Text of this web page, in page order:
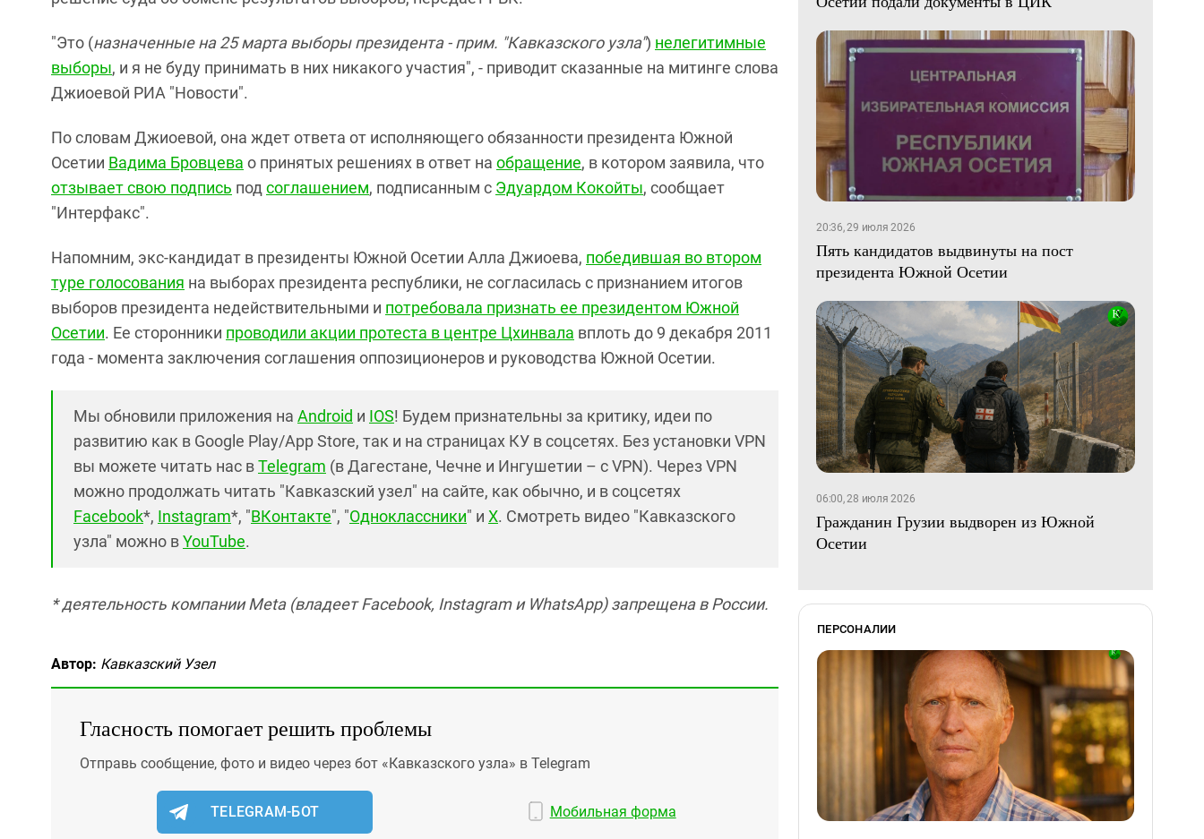
"Это (назначенные на 25 марта выборы президента - прим. "Кавказского узла") нелегитимные
выборы, и я не буду принимать в них никакого участия", - приводит сказанные на митинге слова
Джиоевой РИА "Новости".
По словам Джиоевой, она ждет ответа от исполняющего обязанности президента Южной
Осетии Вадима Бровцева о принятых решениях в ответ на обращение, в котором заявила, что
отзывает свою подпись под соглашением, подписанным с Эдуардом Кокойты, сообщает
"Интерфакс".
Напомним, экс-кандидат в президенты Южной Осетии Алла Джиоева, победившая во втором
туре голосования на выборах президента республики, не согласилась с признанием итогов
выборов президента недействительными и потребовала признать ее президентом Южной
Осетии. Ее сторонники проводили акции протеста в центре Цхинвала вплоть до 9 декабря 2011
года - момента заключения соглашения оппозиционеров и руководства Южной Осетии.
Мы обновили приложения на Android и IOS! Будем признательны за критику, идеи по
развитию как в Google Play/App Store, так и на страницах КУ в соцсетях. Без установки VPN
вы можете читать нас вTelegram (в Дагестане, Чечне и Ингушетии – с VPN). Через VPN
можно продолжать читать "Кавказский узел" на сайте, как обычно, и в соцсетях
Facebook*, Instagram*, "ВКонтакте", "Одноклассники" и X. Смотреть видео "Кавказского
узла" можно вYouTube.
* деятельность компании Meta (владеет Facebook, Instagram и WhatsApp) запрещена в России.
Автор: Кавказский Узел
Гласность помогает решить проблемы
Отправь сообщение, фото и видео через бот «Кавказского узла» в Telegram
TELEGRAM-БОТ Мобильная форма
20:36, 29 июля 2026
Пять кандидатов выдвинуты на пост
президента Южной Осетии
06:00, 28 июля 2026
Гражданин Грузии выдворен из Южной
Осетии
ПЕРСОНАЛИИ